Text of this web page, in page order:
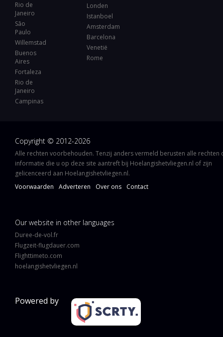
Rio de
Janeiro
São
Paulo
Willemstad
Buenos
Aires
Fortaleza
Rio de
Janeiro
Campinas
Londen
Istanboel
Amsterdam
Barcelona
Venetië
Rome
Copyright © 2012-2026
Alle rechten voorbehouden. Tenzij anders vermeld berusten alle rechten
informatie die u op deze site aantreft bij Hoelangishetvliegen.nl of zijn
gelicenceerd aan Hoelangishetvliegen.nl.
Voorwaarden
Adverteren Over ons Contact
Our website in other languages
Duree-de-vol.fr
Flugzeit-flugdauer.com
Flighttimeto.com
hoelangishetvliegen.nl
Powered by